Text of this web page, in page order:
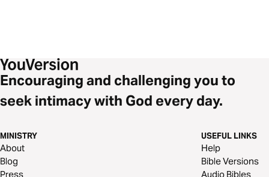
Encouraging and challenging you to
seek intimacy with God every day.
MINISTRY
About
Blog
Press
USEFUL LINKS
Help
Bible Versions
Audio Bibles